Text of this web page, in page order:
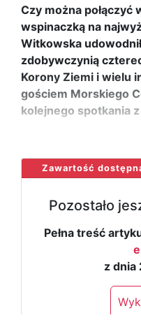
Czy można
wspinaczką na
Witkowska
zdobywczynią
Korony Ziemi i wielu
gościem Morskiego
kolejnego spotkania
Zawartość
Pozostało
Pełna treść
z